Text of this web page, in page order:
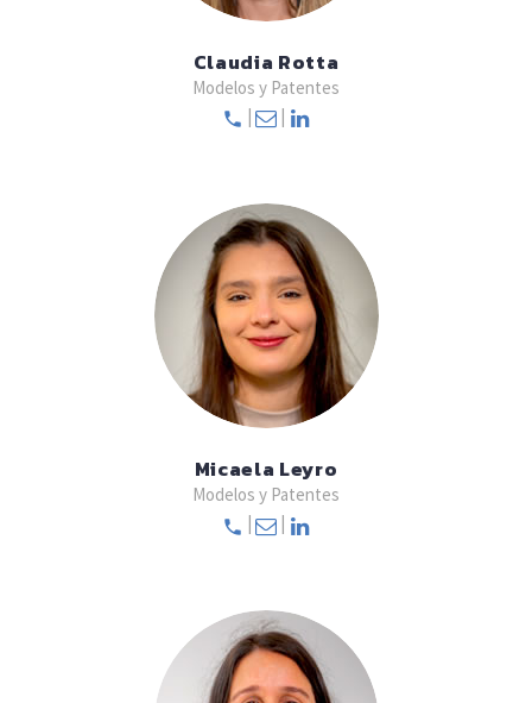
Claudia Rotta
Modelos y Patentes
|
|
Micaela Leyro
Modelos y Patentes
|
|